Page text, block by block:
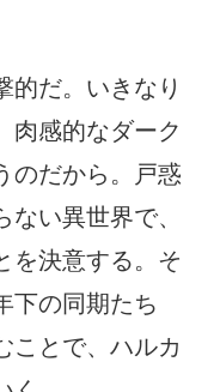
的だ。いきなり
肉感的なダーク
のだから。戸惑
い異世界で、
を決意する。そ
下の同期たち
ことで、ハルカ